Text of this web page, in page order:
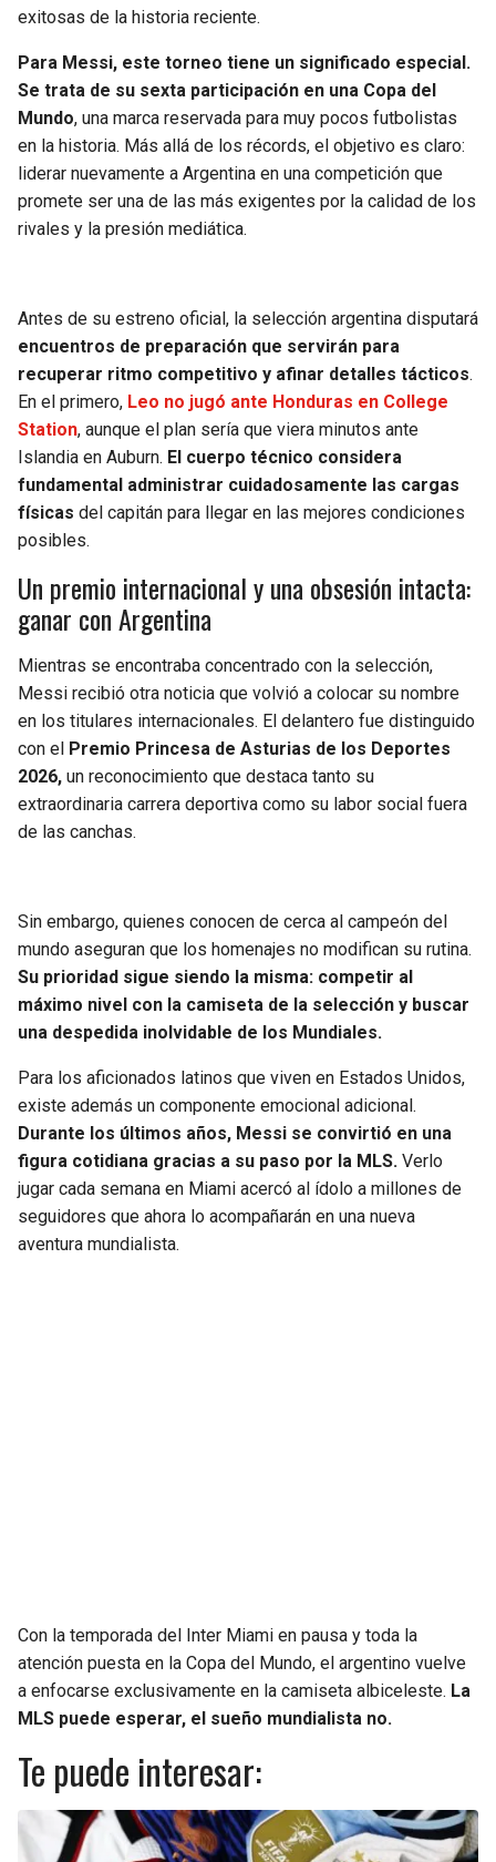
exitosas de la historia reciente.
Para Messi, este torneo tiene un significado especial.
Se trata de su sexta participación en una Copa del
Mundo, una marca reservada para muy pocos futbolistas
en la historia. Más allá de los récords, el objetivo es claro:
liderar nuevamente a Argentina en una competición que
promete ser una de las más exigentes por la calidad de los
rivales y la presión mediática.
Antes de su estreno oficial, la selección argentina disputará
encuentros de preparación que servirán para
recuperar ritmo competitivo y afinar detalles tácticos.
En el primero, Leo no jugó ante Honduras en College
Station, aunque el plan sería que viera minutos ante
Islandia en Auburn. El cuerpo técnico considera
fundamental administrar cuidadosamente las cargas
físicas del capitán para llegar en las mejores condiciones
posibles.
Un premio internacional y una obsesión intacta:
ganar con Argentina
Mientras se encontraba concentrado con la selección,
Messi recibió otra noticia que volvió a colocar su nombre
en los titulares internacionales. El delantero fue distinguido
con el Premio Princesa de Asturias de los Deportes
2026, un reconocimiento que destaca tanto su
extraordinaria carrera deportiva como su labor social fuera
de las canchas.
Sin embargo, quienes conocen de cerca al campeón del
mundo aseguran que los homenajes no modifican su rutina.
Su prioridad sigue siendo la misma: competir al
máximo nivel con la camiseta de la selección y buscar
una despedida inolvidable de los Mundiales.
Para los aficionados latinos que viven en Estados Unidos,
existe además un componente emocional adicional.
Durante los últimos años, Messi se convirtió en una
figura cotidiana gracias a su paso por la MLS. Verlo
jugar cada semana en Miami acercó al ídolo a millones de
seguidores que ahora lo acompañarán en una nueva
aventura mundialista.
Con la temporada del Inter Miami en pausa y toda la
atención puesta en la Copa del Mundo, el argentino vuelve
a enfocarse exclusivamente en la camiseta albiceleste. La
MLS puede esperar, el sueño mundialista no.
Te puede interesar: